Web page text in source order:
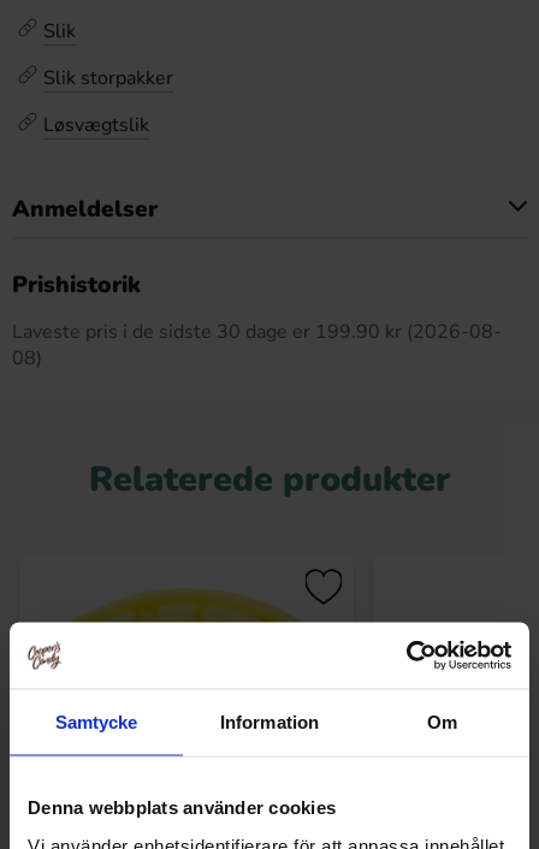
Samtycke Information Om
Denna webbplats använder cookies
Vi använder enhetsidentifierare för att anpassa innehållet
Slik
Slik storpakker
Løsvægtslik
Anmeldelser
Prishistorik
Laveste pris i de sidste 30 dage er 199.90 kr (2026-08-
08)
Relaterede produkter